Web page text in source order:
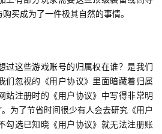
买成为了一件极其自然的事情。
过这些游戏账号的归属权在谁？是我们
们忽视的《用户协议》里面暗藏着归属
站注册时的《用户协议》中写得非常明
为了节省时间很少有人会去研究《用户
勾选已知晓《用户协议》就无法注册账